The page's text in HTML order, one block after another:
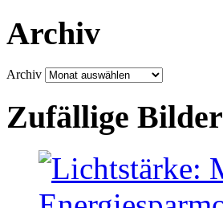
Archiv
Archiv
Zufällige Bilder